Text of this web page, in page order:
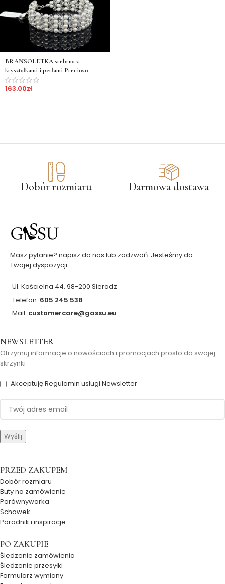
BRANSOLETKA srebrna z
kryształkami i perłami Precioso
163.00zł
Dobór rozmiaru Darmowa dostawa
Masz pytanie? napisz do nas lub zadzwoń. Jesteśmy do
Twojej dyspozycji.
Ul. Kościelna 44, 98-200 Sieradz
Telefon: 605 245 538
Mail: customercare@gassu.eu
NEWSLETTER
Otrzymuj informacje o nowościach i promocjach prosto do swojej
skrzynki
Akceptuję Regulamin usługi Newsletter
PRZED ZAKUPEM
Dobór rozmiaru
Buty na zamówienie
Porównywarka
Schowek
Poradnik i inspiracje
PO ZAKUPIE
Śledzenie zamówienia
Śledzenie przesyłki
Formularz wymiany